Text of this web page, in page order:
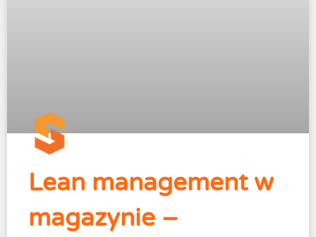
Lean management w
magazynie –